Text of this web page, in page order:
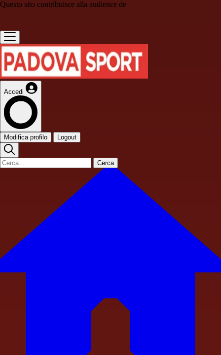
Questo sito contribuisce alla audience de
Accedi
Modifica profilo Logout
Cerca